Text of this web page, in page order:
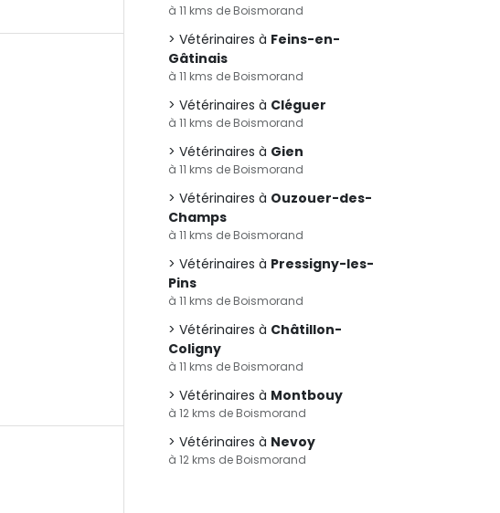
à 11 kms de Boismorand
Vétérinaires à Feins-en-
Gâtinais
à 11 kms de Boismorand
Vétérinaires à Cléguer
à 11 kms de Boismorand
Vétérinaires à Gien
à 11 kms de Boismorand
Vétérinaires à Ouzouer-des-
Champs
à 11 kms de Boismorand
Vétérinaires à Pressigny-les-
Pins
à 11 kms de Boismorand
Vétérinaires à Châtillon-
Coligny
à 11 kms de Boismorand
Vétérinaires à Montbouy
à 12 kms de Boismorand
Vétérinaires à Nevoy
à 12 kms de Boismorand